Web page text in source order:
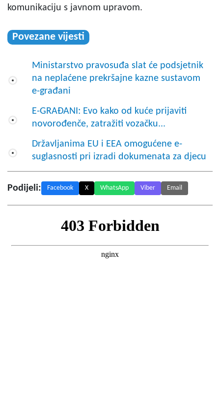
komunikaciju s javnom upravom.
Povezane vijesti
Ministarstvo pravosuđa slat će podsjetnik
na neplaćene prekršajne kazne sustavom
e-građani
E-GRAĐANI: Evo kako od kuće prijaviti
novorođenče, zatražiti vozačku...
Državljanima EU i EEA omogućene e-
suglasnosti pri izradi dokumenata za djecu
Podijeli: Facebook X WhatsApp Viber Email